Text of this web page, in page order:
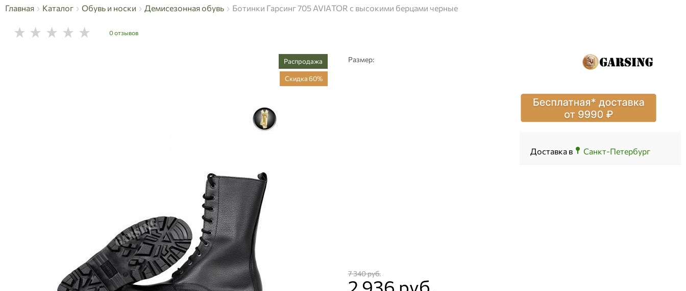
Главная Каталог Обувь и носки Демисезонная обувь Ботинки Гарсинг 705 AVIАTOR с высокими берцами черные
0 отзывов
Распродажа
Скидка 60%
Размер:
7 340 руб.
Доставка в Санкт-Петербург